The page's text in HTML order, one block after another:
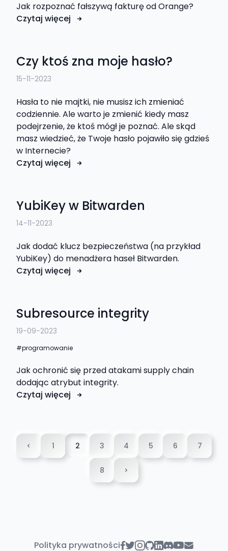
Jak rozpoznać fałszywą fakturę od Orange?
Czytaj więcej
Czy ktoś zna moje hasło?
15-11-2023
Hasła to nie majtki, nie musisz ich zmieniać
codziennie. Ale warto je zmienić kiedy masz
podejrzenie, że ktoś mógł je poznać. Ale skąd
masz wiedzieć, że Twoje hasło pojawiło się gdzieś
w Internecie?
Czytaj więcej
YubiKey w Bitwarden
14-11-2023
Jak dodać klucz bezpieczeństwa (na przykład
YubiKey) do menadżera haseł Bitwarden.
Czytaj więcej
Subresource integrity
19-09-2023
programowanie
Jak ochronić się przed atakami supply chain
dodając atrybut integrity.
Czytaj więcej
1 2 3 4 5 6 7
8
Polityka prywatności